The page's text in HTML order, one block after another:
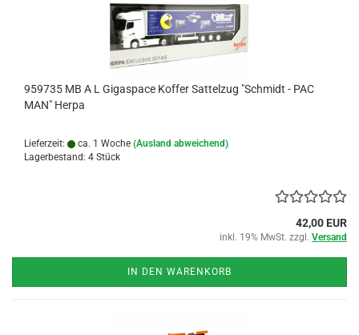
959735 MB A L Gigaspace Koffer Sattelzug "Schmidt - PAC
MAN" Herpa
Lieferzeit: ca. 1 Woche (Ausland abweichend)
Lagerbestand: 4 Stück
42,00 EUR
inkl. 19% MwSt. zzgl. Versand
IN DEN WARENKORB